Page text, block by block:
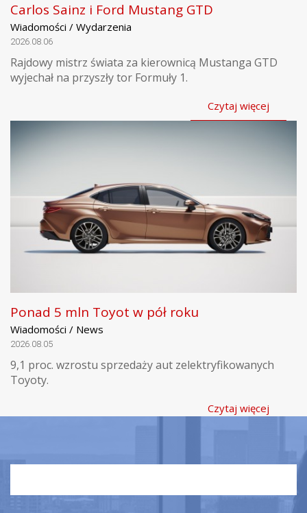
Carlos Sainz i Ford Mustang GTD
Wiadomości / Wydarzenia
2026.08.06
Rajdowy mistrz świata za kierownicą Mustanga GTD
wyjechał na przyszły tor Formuły 1.
Czytaj więcej
Ponad 5 mln Toyot w pół roku
Wiadomości / News
2026.08.05
9,1 proc. wzrostu sprzedaży aut zelektryfikowanych
Toyoty.
Czytaj więcej